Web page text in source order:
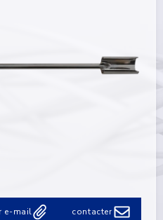
e-mail contacter